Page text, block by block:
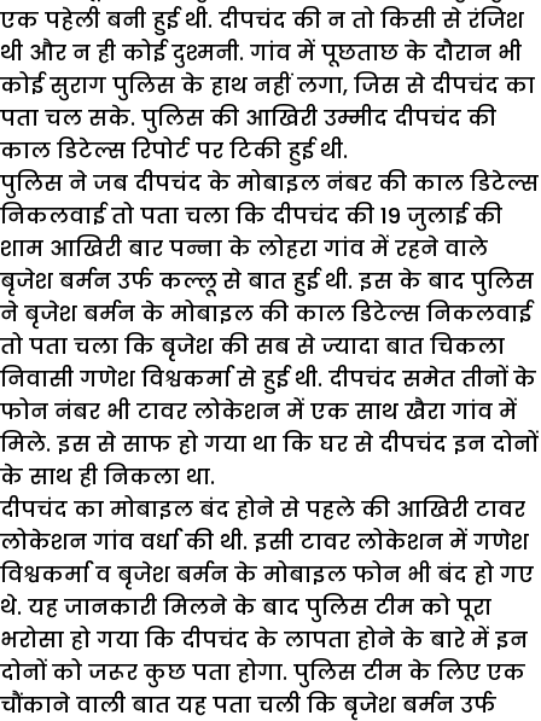
एक पहेली बनी हुई थी. दीपचंद की न तो किसी से रंजिश
थी और न ही कोई दुश्मनी. गांव में पूछताछ के दौरान भी
कोई सुराग पुलिस के हाथ नहीं लगा, जिस से दीपचंद का
पता चल सके. पुलिस की आखिरी उम्मीद दीपचंद की
काल डिटेल्स रिपोर्ट पर टिकी हुई थी.
पुलिस ने जब दीपचंद के मोबाइल नंबर की काल डिटेल्स
निकलवाई तो पता चला कि दीपचंद की 19 जुलाई की
शाम आखिरी बार पन्ना के लोहरा गांव में रहने वाले
बृजेश बर्मन उर्फ कल्लू से बात हुई थी. इस के बाद पुलिस
ने बृजेश बर्मन के मोबाइल की काल डिटेल्स निकलवाई
तो पता चला कि बृजेश की सब से ज्यादा बात चिकला
निवासी गणेश विश्वकर्मा से हुई थी. दीपचंद समेत तीनों के
फोन नंबर भी टावर लोकेशन में एक साथ खैरा गांव में
मिले. इस से साफ हो गया था कि घर से दीपचंद इन दोनों
के साथ ही निकला था.
दीपचंद का मोबाइल बंद होने से पहले की आखिरी टावर
लोकेशन गांव वर्धा की थी. इसी टावर लोकेशन में गणेश
विश्वकर्मा व बृजेश बर्मन के मोबाइल फोन भी बंद हो गए
थे. यह जानकारी मिलने के बाद पुलिस टीम को पूरा
भरोसा हो गया कि दीपचंद के लापता होने के बारे में इन
दोनों को जरूर कुछ पता होगा. पुलिस टीम के लिए एक
चौंकाने वाली बात यह पता चली कि बृजेश बर्मन उर्फ